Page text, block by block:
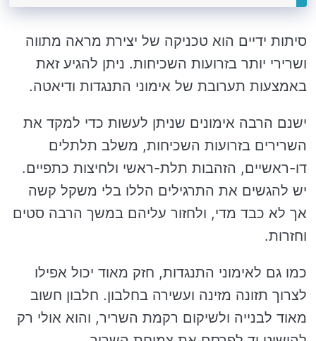
סיתות ידיים הוא טכניקה של יצירת מראה מתווה
ושרירי יותר בזרועות השכיחות. ניתן להגיע זאת
באמצעות תערובת של אימוני התנגדות ודיאטה.
ישנם הרבה אימונים שניתן לעשות כדי למקד את
השרירים בזרועות השכיחות, משלב תלתלים
דו-ראשיים, הזהבות תלת-ראשי ולחיצות כתפיים.
יש להגשים את התרגילים הללו בלי משקל קשה
אך לא כבד מדי, ולחזור עליהם במשך הרבה סטים
וחזרות.
כמו גם לאימוני התנגדות, חזק מאוד יכול אפילו
לצרוך תזונה מזינה ועשירה בחלבון. חלבון חשוב
מאוד לבנייה ולשיקום רקמת השריר, והוא אולי רק